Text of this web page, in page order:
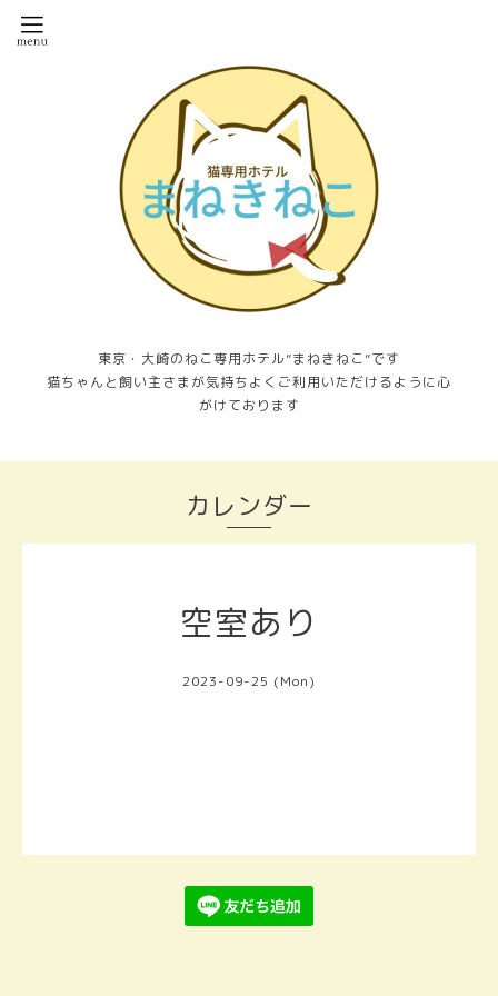
東京・大崎のねこ専用ホテル”まねきねこ”です
猫ちゃんと飼い主さまが気持ちよくご利用いただけるように心
がけております
カレンダー
空室あり
2023-09-25 (Mon)